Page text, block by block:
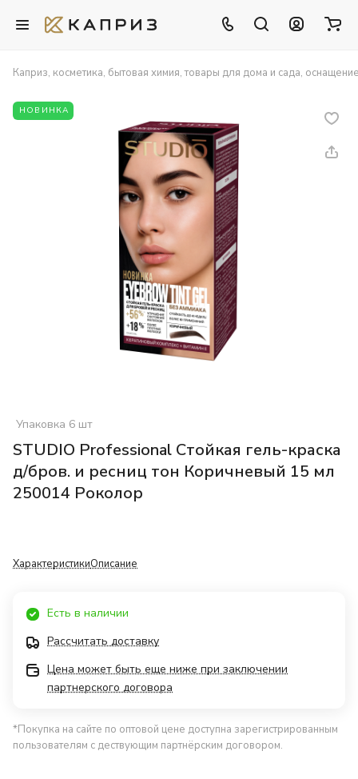
Каприз, косметика, бытовая химия, товары для дома и сада,
НОВИНКА
Упаковка 6 шт
STUDIO Professional Стойкая гель-краска
д/бров. и ресниц тон Коричневый 15 мл
250014 Роколор
ХарактеристикиОписание
Есть в наличии
Рассчитать доставку
Цена может быть еще ниже при заключении
партнерского договора
*Покупка на сайте по оптовой цене доступна зарегистрированным
пользователям с дествующим партнёрским договором.